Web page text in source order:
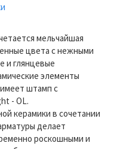
мельчайшая
цвета с нежными
и глянцевые
элементы
штамп с
- OL.
керамики в сочетании
делает
роскошными и